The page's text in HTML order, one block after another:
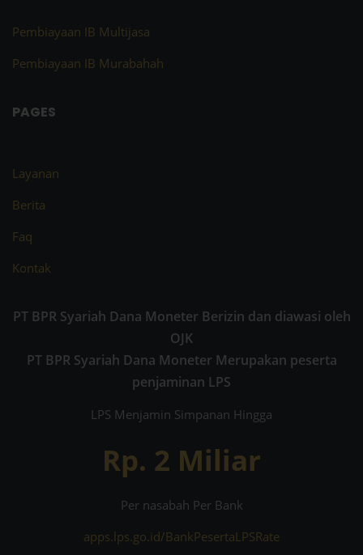
Pembiayaan IB Multijasa
Pembiayaan IB Murabahah
PAGES
Layanan
Berita
Faq
Kontak
PT BPR Syariah Dana Moneter Berizin dan diawasi oleh
OJK
PT BPR Syariah Dana Moneter Merupakan peserta
penjaminan LPS
LPS Menjamin Simpanan Hingga
Rp. 2 Miliar
Per nasabah Per Bank
apps.lps.go.id/BankPesertaLPSRate